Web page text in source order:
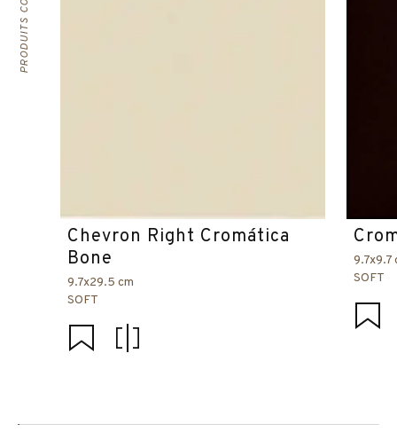
Chevron Right Cromática
Bone
9.7x29.5 cm
SOFT
9.7x9.7
SOFT